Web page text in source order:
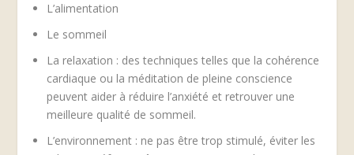
L’alimentation
Le sommeil
La relaxation : des techniques telles que la cohérence
cardiaque ou la méditation de pleine conscience
peuvent aider à réduire l’anxiété et retrouver une
meilleure qualité de sommeil.
L’environnement : ne pas être trop stimulé, éviter les